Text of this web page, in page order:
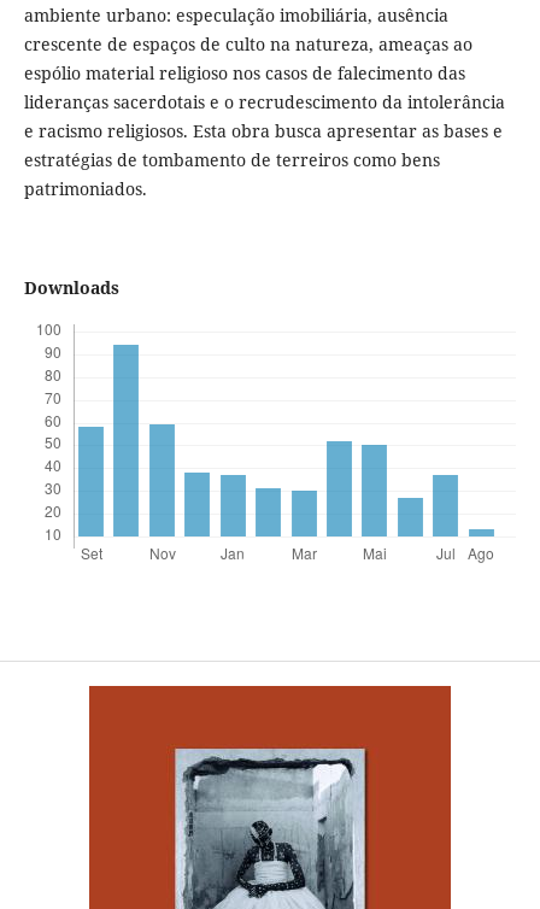
ambiente urbano: especulação imobiliária, ausência
crescente de espaços de culto na natureza, ameaças ao
espólio material religioso nos casos de falecimento das
lideranças sacerdotais e o recrudescimento da intolerância
e racismo religiosos. Esta obra busca apresentar as bases e
estratégias de tombamento de terreiros como bens
patrimoniados.
Downloads